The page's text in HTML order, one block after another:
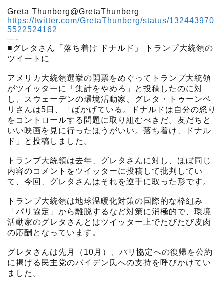
Greta Thunberg@GretaThunberg
https://twitter.com/GretaThunberg/status/132443970
5522524162
—-
■グレタさん「落ち着け ドナルド」 トランプ大統領の
ツイートに
アメリカ大統領選挙の開票をめぐってトランプ大統領
がツイッターに「集計をやめろ」と投稿したのに対
し、スウェーデンの環境活動家、グレタ・トゥーンベ
リさんは5日、「ばかげている。ドナルドは自分の怒り
をコントロールする問題に取り組むべきだ。友だちと
いい映画を見に行ったほうがいい。落ち着け、ドナル
ド」と投稿しました。
トランプ大統領は去年、グレタさんに対し、ほぼ同じ
内容のコメントをツイッターに投稿して批判してい
て、今回、グレタさんはそれを逆手に取った形です。
トランプ大統領は地球温暖化対策の国際的な枠組み
「パリ協定」から離脱するなど対策に消極的で、環境
活動家のグレタさんとはツイッター上でたびたび皮肉
の応酬となっています。
グレタさんは先月（10月）、パリ協定への復帰を公約
に掲げる民主党のバイデン氏への支持を呼びかけてい
ました。